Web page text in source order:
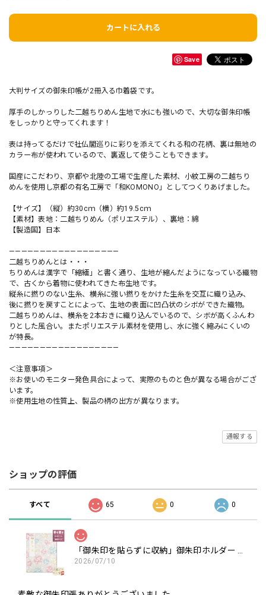
カートに入れる
Save
大判サイズの御朱印帳が2冊入る巾着袋です。
厚手のしかっりした二越ちりめん生地で水にも強いので、大切な御朱印帳
をしっかりと守ってくれます！
表は持ってるだけで社仏閣巡りに彩りを添えてくれる和の花柄、裏は無地の
カラー布が使われているので、裏返して使うこともできます。
国産にこだわり、京都や北陸の工場で生産した素材、小紋工房の二越ちり
めんを使用し京都の有名工房で「和KOMONO」としてつくりあげました。
【サイズ】（縦）約30cｍ（横）約19.5cｍ
【素材】表地：二越ちりめん（ポリエステル）、裏地：綿
【製造国】日本
——————————————————
二越ちりめんとは・・・
ちりめんは漢字で「縮緬」と書く通り、生地が縮んだようになっている織物
で、古くから着物に使われてきた布生地です。
縦糸に撚りのない生糸、横糸に強い撚りをかけた生糸を交互に織り込み、
後に撚りを戻すことによって、生地の表面に凹凸状のシボができた織物。
二越ちりめんは、横糸を2本おきに織り込んでいるので、シボが高くふんわ
りとした風合い。またポリエステル素材を使用し、水に強く縮みにくいの
が特長。
——————————————————
＜注意事項＞
※お使いのモニター発色具合によって、実際のものと色が異なる場合がござ
います。
※使用生地の性質上、製品の柄の出方が異なります。
通報する
ショップの評価
すべて 65 0 0
2026/07/10